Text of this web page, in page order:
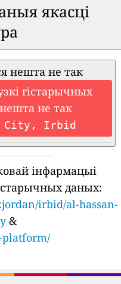
якасці
нешта не так
гістарычных
не так
City, Irbid
інфармацыі
даных:
irbid/al-hassan-
&
platform/